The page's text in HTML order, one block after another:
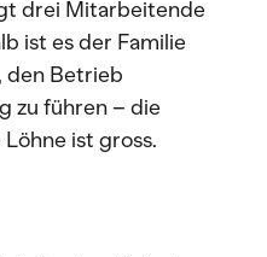
drei Mitarbeitende
ist es der Familie
den Betrieb
zu führen – die
ist gross.